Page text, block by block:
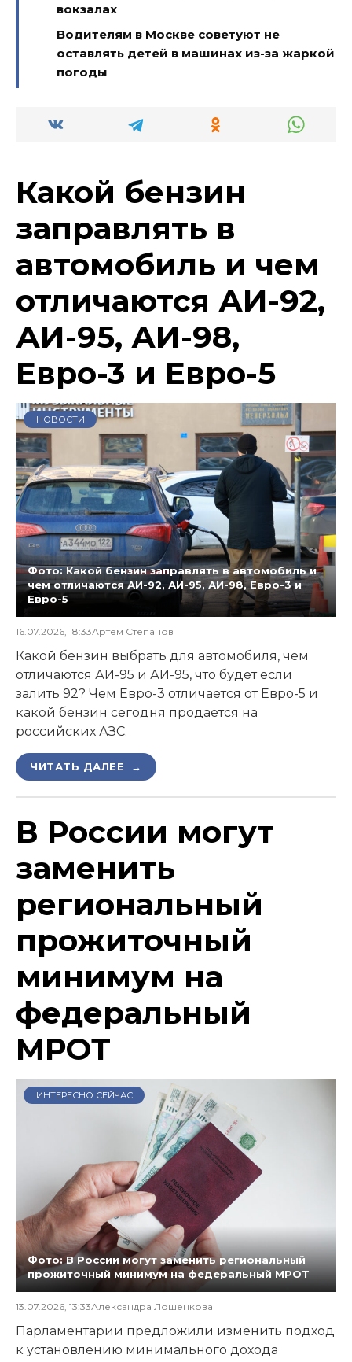
вокзалах
Водителям в Москве советуют не
оставлять детей в машинах из-за жаркой
погоды
Какой бензин
заправлять в
автомобиль и чем
отличаются АИ-92,
АИ-95, АИ-98,
Евро-3 и Евро-5
НОВОСТИ
Фото: Какой бензин заправлять в автомобиль и
чем отличаются АИ-92, АИ-95, АИ-98, Евро-3 и
Евро-5
16.07.2026, 18:33Артем Степанов
Какой бензин выбрать для автомобиля, чем
отличаются АИ-95 и АИ-95, что будет если
залить 92? Чем Евро-3 отличается от Евро-5 и
какой бензин сегодня продается на
российских АЗС.
ЧИТАТЬ ДАЛЕЕ →
В России могут
заменить
региональный
прожиточный
минимум на
федеральный
МРОТ
ИНТЕРЕСНО СЕЙЧАС
Фото: В России могут заменить региональный
прожиточный минимум на федеральный МРОТ
13.07.2026, 13:33Александра Лошенкова
Парламентарии предложили изменить подход
к установлению минимального дохода